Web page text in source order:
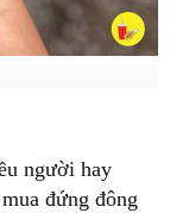
người hay
đứng đông